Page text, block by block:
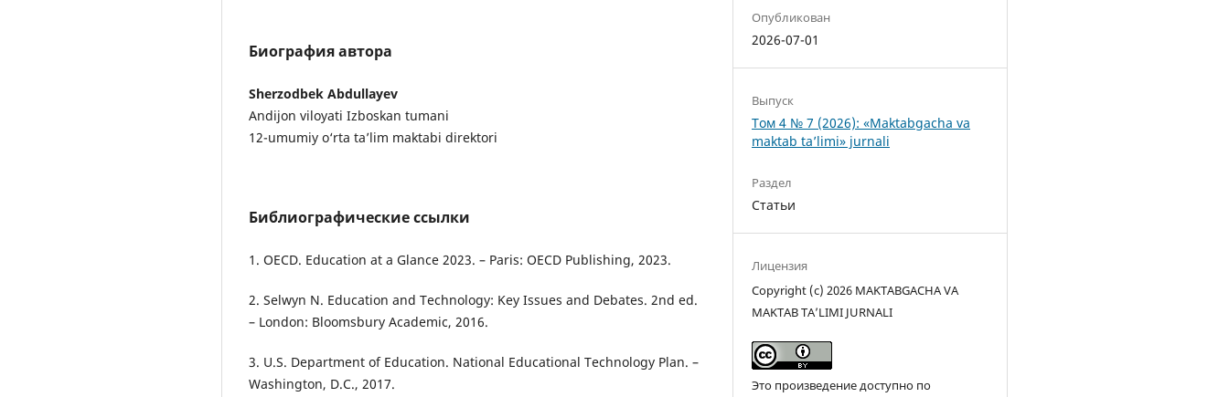
Биография автора
Sherzodbek Abdullayev
Andijon viloyati Izboskan tumani
12-umumiy o‘rta ta’lim maktabi direktori
Библиографические ссылки
1. OECD. Education at a Glance 2023. – Paris: OECD Publishing, 2023.
2. Selwyn N. Education and Technology: Key Issues and Debates. 2nd ed.
– London: Bloomsbury Academic, 2016.
3. U.S. Department of Education. National Educational Technology Plan. –
Washington, D.C., 2017.
Опубликован
2026-07-01
Выпуск
Том 4 № 7 (2026): «Maktabgacha va
maktab ta’limi» jurnali
Раздел
Статьи
Лицензия
Copyright (c) 2026 MAKTABGACHA VA
MAKTAB TA’LIMI JURNALI
Это произведение доступно по